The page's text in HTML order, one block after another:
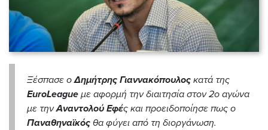
Ξέσπασε οΔημήτρης Γιαννακόπουλος κατά της
EuroLeague με αφορμή την διαιτησία στον 2ο αγώνα
με τηνΑναντολού Εφές και προειδοποίησε πως ο
Παναθηναϊκός θα φύγει από τη διοργάνωση.